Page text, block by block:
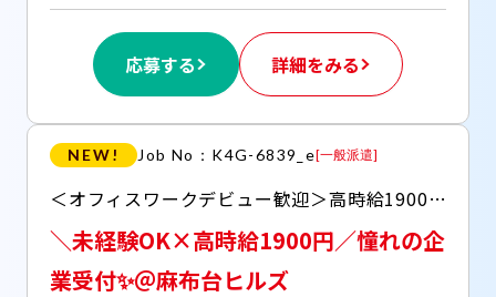
応募する 詳細をみる
NEW! Job No：K4G-6839_e[一般派遣]
＜オフィスワークデビュー歓迎＞高時給1900円の企業受付✨接客・営業などからキャリアチェンジされた方も多数！ 土日祝休みでプライベートの予定も立てやすい＾＾ 【自宅で完結！WEB登録受付中】#初めての派遣歓迎
＼未経験OK×高時給1900円／憧れの企
業受付✨＠麻布台ヒルズ